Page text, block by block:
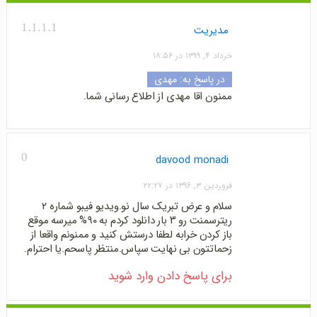
1.1.1.1 مدیریت
خرداد ۴, ۱۳۹۹ در ۱۸:۵۶
در پاسخ به: مهدی
ممنون اقا مهدی از اطلاع رسانی شما.
0 davood monadi
فروردین ۳, ۱۳۹۶ در ۲۲:۲۷
سلام و عرض تبریک سال نو.ویدیو فیبو شماره ۲
ریترسمنت رو ۳ بار دانلود کردم به ۹۰% میرسه موقع
باز کردن خرابه لطفا درستش کنید و ممنونم واقعا از
زحماتتون بی نهایت سپاس.منتظر پاسحم.یا احترام.
برای پاسخ دادن وارد شوید